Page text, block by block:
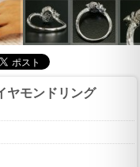
ヤモンドリング